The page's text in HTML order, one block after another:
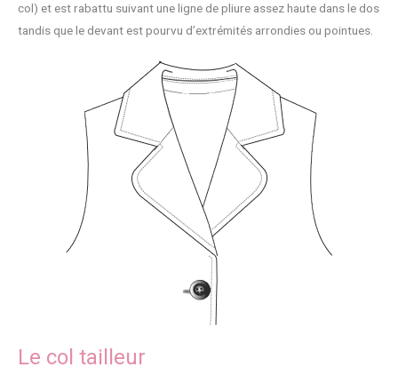
col) et est rabattu suivant une ligne de pliure assez haute dans le dos
tandis que le devant est pourvu d’extrémités arrondies ou pointues.
Le col tailleur